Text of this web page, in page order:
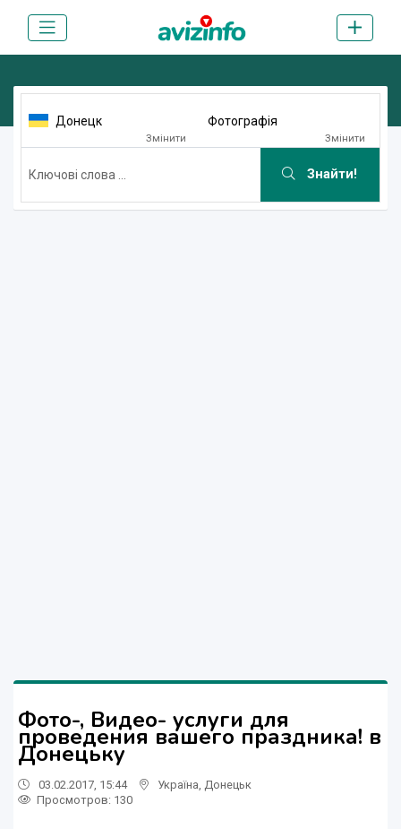
Донецк
Змінити
Фотографія
Змінити
Знайти!
Фото-, Видео- услуги для
проведения вашего праздника! в
Донецьку
03.02.2017, 15:44 Україна Донецьк
Просмотров: 130